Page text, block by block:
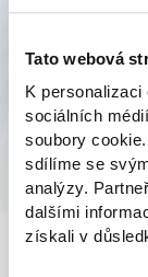
Tato webová
K
sociálních
soubory
sdílíme se
analýzy.
dalšími
získali v